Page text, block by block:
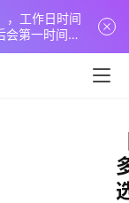
，工作日时间
第一时间回